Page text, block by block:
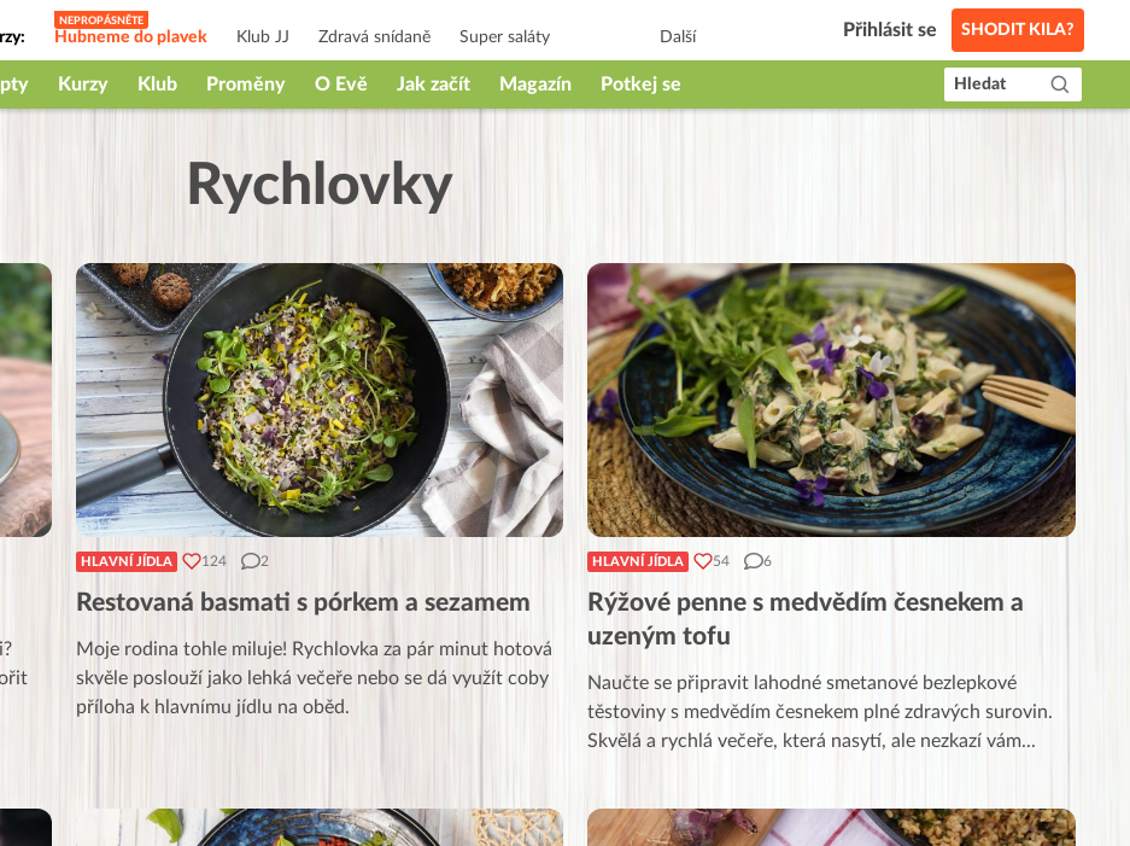
Hubneme do plavek Klub JJ Zdravá snídaně Super saláty Další Přihlásit se SHODIT KILA?
Kurzy Klub Proměny O Evě Jak začít Magazín Potkej se Hledat
Rychlovky
HLAVNÍ JÍDLA 124 2
Restovaná basmati s pórkem a sezamem
Moje rodina tohle miluje! Rychlovka za pár minut hotová
skvěle poslouží jako lehká večeře nebo se dá využít coby
příloha k hlavnímu jídlu na oběd.
HLAVNÍ JÍDLA 54 6
Rýžové penne s medvědím česnekem a
uzeným tofu
Naučte se připravit lahodné smetanové bezlepkové
těstoviny s medvědím česnekem plné zdravých surovin.
Skvělá a rychlá večeře, která nasytí, ale nezkazí vám...